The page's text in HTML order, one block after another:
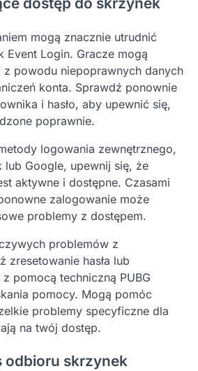
mogą znacznie utrudnić
Event Login. Gracze mogą
z powodu niepoprawnych danych
konta. Sprawdź ponownie
i hasło, aby upewnić się,
poprawnie.
logowania zewnętrznego,
lub Google, upewnij się, że
aktywne i dostępne. Czasami
zalogowanie może
problemy z dostępem.
problemów z
zresetowanie hasła lub
pomocą techniczną PUBG
pomocy. Mogą pomóc
problemy specyficzne dla
na twój dostęp.
odbioru skrzynek